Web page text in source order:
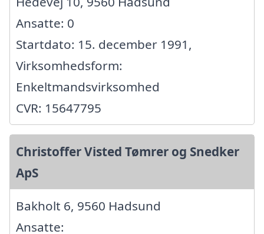
Ansatte: 0
Startdato: 15. december 1991,
Virksomhedsform:
Enkeltmandsvirksomhed
CVR: 15647795
Christoffer Visted Tømrer og Snedker
ApS
Bakholt 6, 9560 Hadsund
Ansatte: